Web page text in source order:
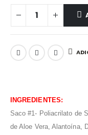
INGREDIENTES:
Saco #1- Poliacrilato de
de Aloe Vera, Alantoína,